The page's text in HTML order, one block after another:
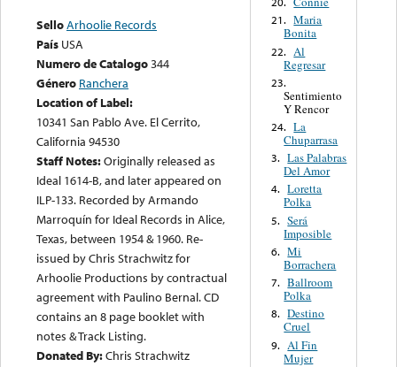
SelloArhoolie Records
País USA
Numero de Catalogo344
Género Ranchera
Location of Label:
10341 San Pablo Ave. El Cerrito,
California 94530
Staff Notes:Originally released as
Ideal 1614-B, and later appeared on
ILP-133. Recorded by Armando
Marroquín for Ideal Records in Alice,
Texas, between 1954 & 1960. Re-
issued by Chris Strachwitz for
Arhoolie Productions by contractual
agreement with Paulino Bernal. CD
contains an 8 page booklet with
notes & Track Listing.
Donated By:Chris Strachwitz
21. Maria
Bonita
22. Al
Regresar
23.
Sentimiento
Y Rencor
24. La
Chuparrasa
3. Las Palabras
Del Amor
4. Loretta
Polka
5. Será
Imposible
6. Mi
Borrachera
7. Ballroom
Polka
8. Destino
Cruel
9.
Al Fin
Mujer